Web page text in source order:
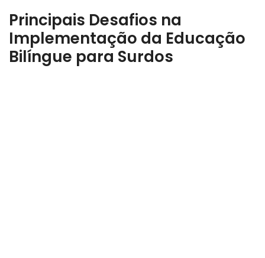
Principais Desafios na
Implementação da Educação
Bilíngue para Surdos